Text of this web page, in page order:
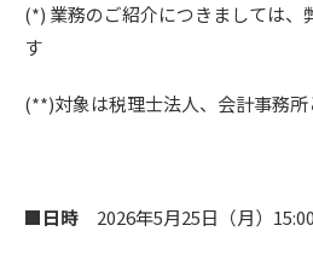
(*) 業務のご紹介につきましては、
す
(**)対象は税理士法人、会計事務
■日時 2026年5月25日（月）